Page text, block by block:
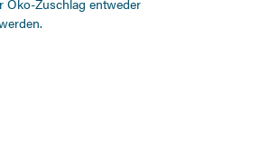
Öko-Zuschlag entweder